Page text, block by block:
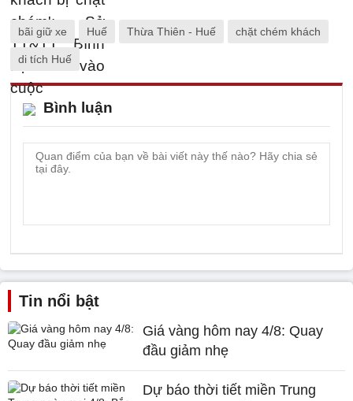
bãi giữ xe Huế Thừa Thiên - Huế chặt chém khách
di tích Huế
Bình luận
Tin nổi bật
Giá vàng hôm nay 4/8: Quay
đầu giảm nhẹ
Dự báo thời tiết miền Trung